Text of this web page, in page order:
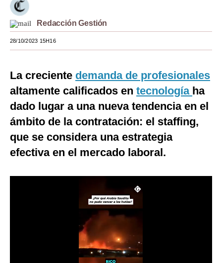
Viajes
Mundo
EEUU
España
Internacional
Tecnología
Redacción Gestión
28/10/2023 15H16
La creciente demanda de profesionales
altamente calificados en tecnología ha
dado lugar a una nueva tendencia en el
ámbito de la contratación: el staffing,
que se considera una estrategia
efectiva en el mercado laboral.